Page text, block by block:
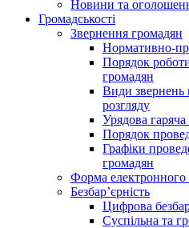
Новини та
Громадськості
Звернення громадян
Нормативно-
Порядок
громадян
Види звернень
розгляду
Урядова гаряча
Порядок
Графіки
громадян
Форма електронного
Безбар’єрність
Цифрова
Суспільна та